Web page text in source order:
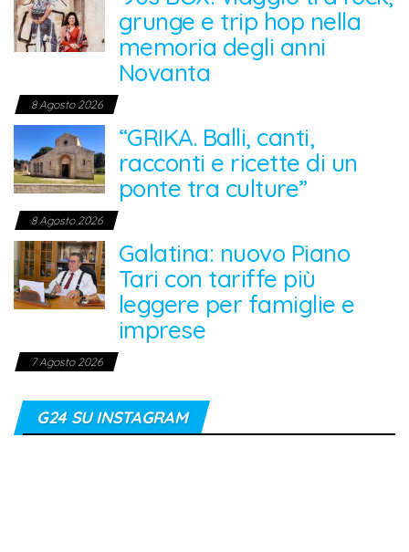
grunge e trip hop nella
memoria degli anni
Novanta
8 Agosto 2026
“GRIKA. Balli, canti,
racconti e ricette di un
ponte tra culture”
8 Agosto 2026
Galatina: nuovo Piano
Tari con tariffe più
leggere per famiglie e
imprese
7 Agosto 2026
G24 SU INSTAGRAM